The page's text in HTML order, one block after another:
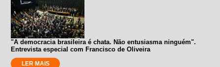
"A democracia brasileira é chata. Não entusiasma ninguém".
Entrevista especial com Francisco de Oliveira
LER MAIS